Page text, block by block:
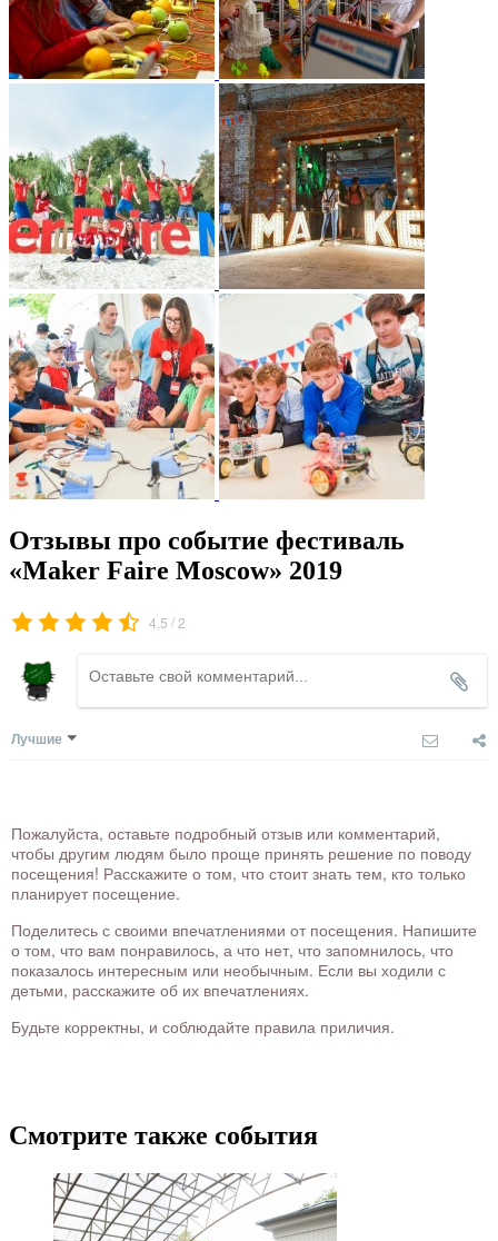
Отзывы про событие фестиваль
«Maker Faire Moscow» 2019
4.5 /2
Лучшие
Пожалуйста, оставьте подробный отзыв или комментарий,
чтобы другим людям было проще принять решение по поводу
посещения! Расскажите о том, что стоит знать тем, кто только
планирует посещение.
Поделитесь с своими впечатлениями от посещения. Напишите
о том, что вам понравилось, а что нет, что запомнилось, что
показалось интересным или необычным. Если вы ходили с
детьми, расскажите об их впечатлениях.
Будьте корректны, и соблюдайте правила приличия.
Смотрите также события